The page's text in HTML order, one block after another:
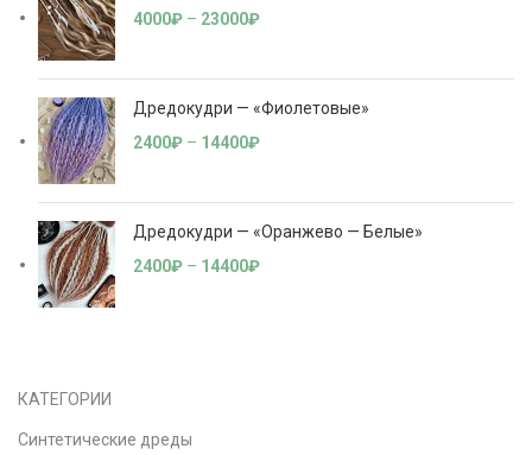
4000₽ – 23000₽
Дредокудри — «Фиолетовые»
2400₽ – 14400₽
Дредокудри — «Оранжево — Белые»
2400₽ – 14400₽
КАТЕГОРИИ
Синтетические дреды